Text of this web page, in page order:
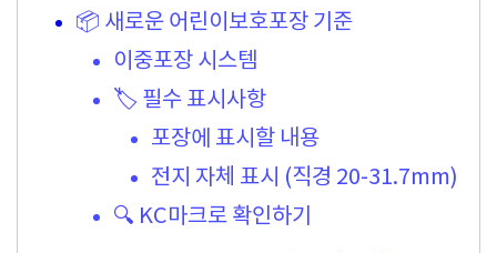
📦 새로운 어린이보호포장 기준
이중포장 시스템
🏷️ 필수 표시사항
포장에 표시할 내용
전지 자체 표시 (직경 20-31.7mm)
🔍 KC마크로 확인하기